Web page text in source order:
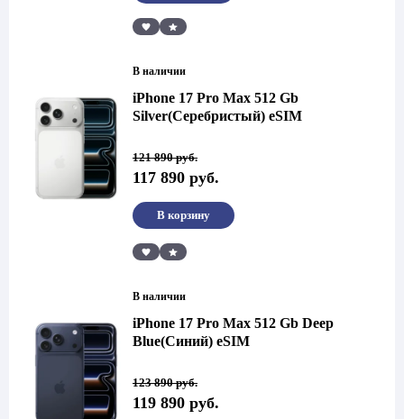
Сравнить
В наличии
iPhone 17 Pro Max 512 Gb
Silver(Серебристый) eSIM
121 890руб.
Первоначальная
цена
составляла
890 руб..
117 890 руб.
Текущая
цена:
117
Сравнить
В корзину
В наличии
iPhone 17 Pro Max 512 Gb Deep
Blue(Синий) eSIM
123 890руб.
Первоначальная
цена
составляла
119 890 руб.
Текущая
цена:
119